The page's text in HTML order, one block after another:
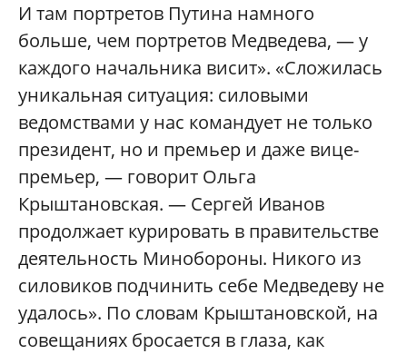
И там портретов Путина намного
больше, чем портретов Медведева, — у
каждого начальника висит». «Сложилась
уникальная ситуация: силовыми
ведомствами у нас командует не только
президент, но и премьер и даже вице-
премьер, — говорит Ольга
Крыштановская. — Сергей Иванов
продолжает курировать в правительстве
деятельность Минобороны. Никого из
силовиков подчинить себе Медведеву не
удалось». По словам Крыштановской, на
совещаниях бросается в глаза, как